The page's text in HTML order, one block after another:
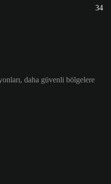
34
daha güvenli bölgelere